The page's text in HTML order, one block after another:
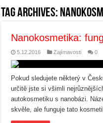
Tag Archives:
Nanokosmetika:
5.12.2016 Zajímavosti 0
Pokud sledujete některý v
určitě jste si všimli
autokosmetiku s nanobázi.
skvěle, ale funguje tato